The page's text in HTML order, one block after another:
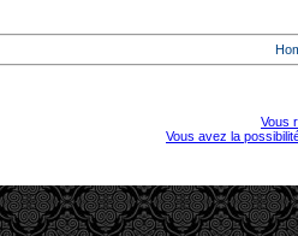
Vous
Vous avez la